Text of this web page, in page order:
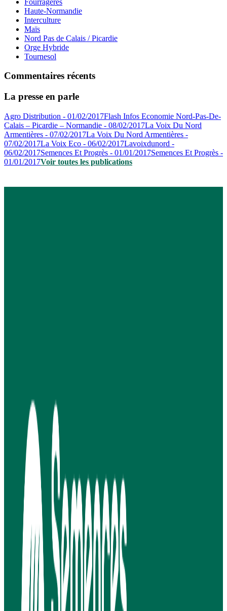
Haute-Normandie
Interculture
Maïs
Nord Pas de Calais / Picardie
Orge Hybride
Tournesol
Commentaires récents
La presse en parle
Agro Distribution - 01/02/2017Flash Infos Economie Nord-Pas-De-
Calais – Picardie – Normandie - 08/02/2017La Voix Du Nord
Armentières - 07/02/2017La Voix Du Nord Armentières -
07/02/2017La Voix Eco - 06/02/2017Lavoixdunord -
06/02/2017Semences Et Progrès - 01/01/2017Semences Et Progrès -
01/01/2017Voir toutes les publications